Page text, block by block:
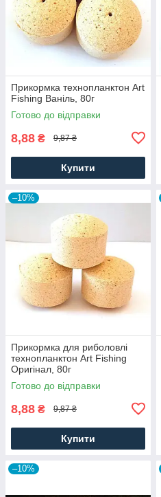
Прикормка технопланктон Art
Fishing Ваніль, 80г
Готово до відправки
8,88 ₴ 9,87 ₴
Купити
–10%
Прикормка для риболовлі
технопланктон Art Fishing
Оригінал, 80г
Готово до відправки
8,88 ₴ 9,87 ₴
Купити
–10%